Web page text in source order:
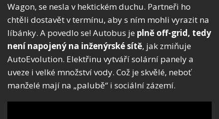
Wagon, se nesla v hektickém duchu. Partneři ho
chtěli dostavět v termínu, aby s ním mohli vyrazit na
líbánky. A povedlo se! Autobus je plně off-grid, tedy
není napojený na inženýrské sítě, jak zmiňuje
AutoEvolution. Elektřinu vytváří solární panely a
uveze i velké množství vody. Což je skvělé, neboť
manželé mají na „palubě“ i sociální zázemí.